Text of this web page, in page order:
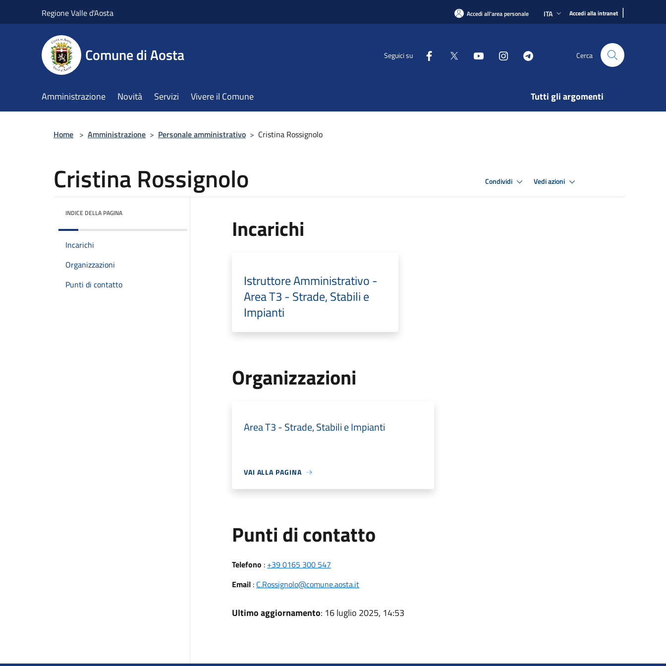
Regione Valle d'Aosta Accedi all'area personale ITA Accedi alla intranet |
Comune di Aosta Seguici su Cerca
Amministrazione Novità Servizi Vivere il Comune Tutti gli argomenti
Home > Amministrazione > Personale amministrativo > Cristina Rossignolo
Cristina Rossignolo Condividi Vedi azioni
INDICE DELLA PAGINA
Incarichi
Organizzazioni
Punti di contatto
Incarichi
Istruttore Amministrativo -
Area T3 - Strade, Stabili e
Impianti
Organizzazioni
Area T3 - Strade, Stabili e Impianti
VAI ALLA PAGINA
Punti di contatto
Telefono : +39 0165 300 547
Email: C.Rossignolo@comune.aosta.it
Ultimo aggiornamento: 16 luglio 2025, 14:53